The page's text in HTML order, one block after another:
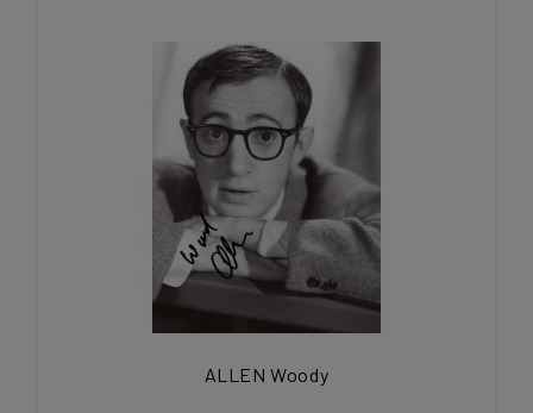
ALLEN Woody